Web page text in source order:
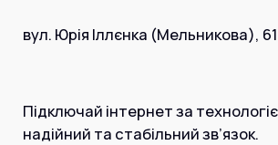
вул. Юрія Іллєнка (Мельникова), 61
Підключай інтернет за
надійний та стабільний зв’язок.